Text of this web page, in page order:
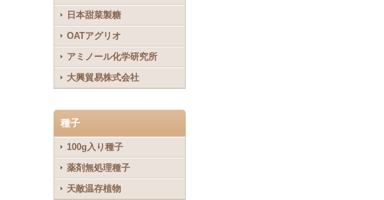
日本甜菜製糖
OATアグリオ
アミノール化学研究所
大興貿易株式会社
種子
100g入り種子
薬剤無処理種子
天敵温存植物